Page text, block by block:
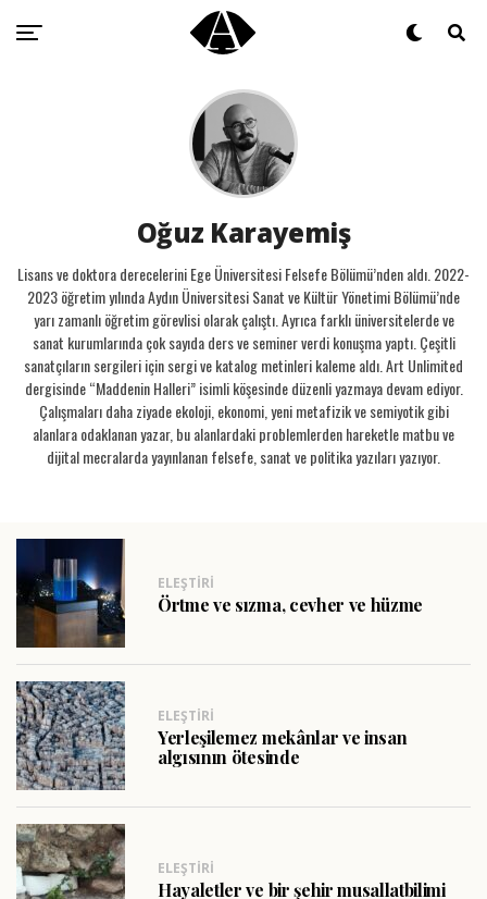
Oğuz Karayemiş
Lisans ve doktora derecelerini Ege Üniversitesi Felsefe Bölümü’nden aldı. 2022-
2023 öğretim yılında Aydın Üniversitesi Sanat ve Kültür Yönetimi Bölümü’nde
yarı zamanlı öğretim görevlisi olarak çalıştı. Ayrıca farklı üniversitelerde ve
sanat kurumlarında çok sayıda ders ve seminer verdi konuşma yaptı. Çeşitli
sanatçıların sergileri için sergi ve katalog metinleri kaleme aldı. Art Unlimited
dergisinde “Maddenin Halleri” isimli köşesinde düzenli yazmaya devam ediyor.
Çalışmaları daha ziyade ekoloji, ekonomi, yeni metafizik ve semiyotik gibi
alanlara odaklanan yazar, bu alanlardaki problemlerden hareketle matbu ve
dijital mecralarda yayınlanan felsefe, sanat ve politika yazıları yazıyor.
ELEŞTIRI
Örtme ve sızma, cevher ve hüzme
ELEŞTIRI
Yerleşilemez mekânlar ve insan
algısının ötesinde
ELEŞTIRI
Hayaletler ve bir şehir musallatbilimi